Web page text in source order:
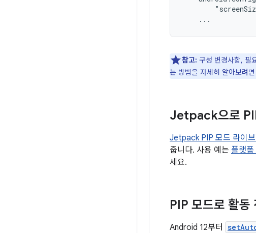
참고: 구성 변경사항, 필
는 방법을 자세히 알아보려면
Jetpack으로
Jetpack PIP 모드 라이브
줍니다. 사용 예는 플랫폼
세요.
PIP 모드로 활동
Android 12부터